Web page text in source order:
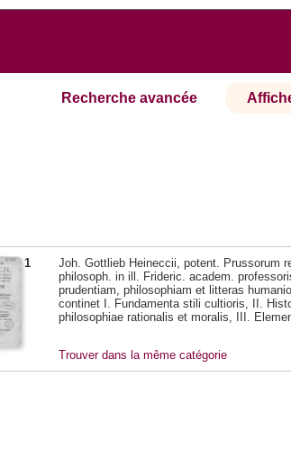
Recherche avancée
1
Joh. Gottlieb Heineccii, potent. Prussorum
philosoph. in ill. Frideric. academ.
prudentiam, philosophiam et litteras
continet I. Fundamenta stili cultioris, II.
philosophiae rationalis et moralis, III.
Trouver dans la même catégorie